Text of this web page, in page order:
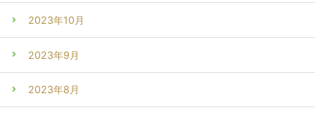
2023年10月
2023年9月
2023年8月